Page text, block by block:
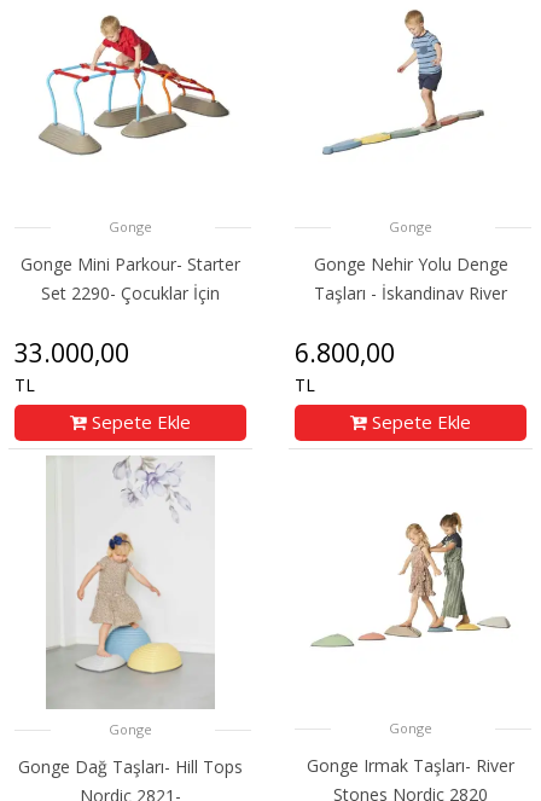
Gonge
Gonge Mini Parkour- Starter
Set 2290- Çocuklar İçin
33.000,00
TL
Sepete Ekle
Gonge
Gonge Nehir Yolu Denge
Taşları - İskandinav River
6.800,00
TL
Sepete Ekle
Gonge
Gonge Dağ Taşları- Hill Tops
Nordic 2821-
Gonge
Gonge Irmak Taşları- River
Stones Nordic 2820